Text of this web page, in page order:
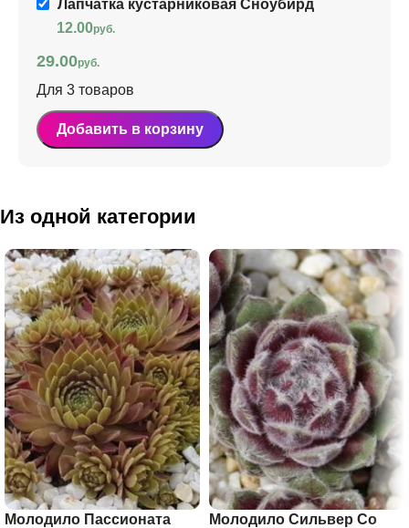
Лапчатка кустарниковая Сноубирд
12.00руб.
29.00руб.
Для 3 товаров
Добавить в корзину
Из одной категории
Молодило Пассионата Молодило Сильвер Со